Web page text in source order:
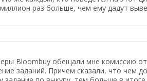
раз больше, чем ему дадут
Bloombuy обещали мне комиссию от
заданий. Причем сказали, что чем